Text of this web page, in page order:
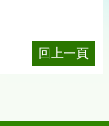
回上一頁